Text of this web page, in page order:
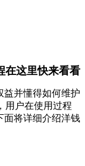
在这里快来看看
益并懂得如何维护
用户在使用过程
面将详细介绍洋钱